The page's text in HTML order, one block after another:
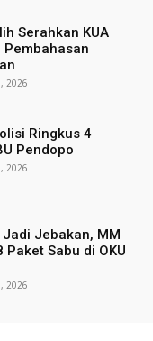
Serahkan KUA
Pembahasan
2026
Ringkus 4
Pendopo
2026
Jebakan, MM
Paket Sabu di OKU
2026